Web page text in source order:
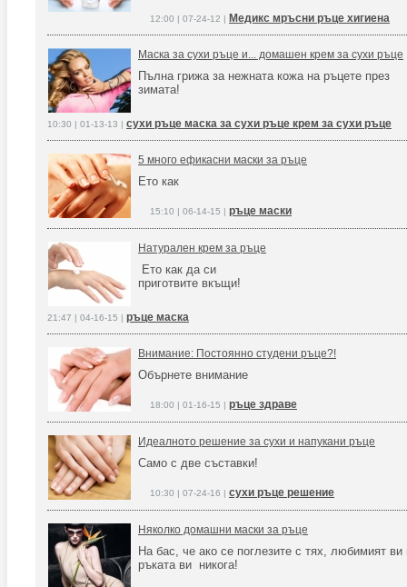
12:00 | 07-24-12 | Медикс мръсни ръце хигиена
Маска за сухи ръце и... домашен крем за сухи ръце
Пълна грижа за нежната кожа на ръцете през
зимата!
10:30 | 01-13-13 | сухи ръце маска за сухи ръце крем за сухи ръце
5 много ефикасни маски за ръце
Ето как
15:10 | 06-14-15 | ръце маски
Натурален крем за ръце
Ето как да си
приготвите вкъщи!
21:47 | 04-16-15 | ръце маска
Внимание: Постоянно студени ръце?!
Обърнете внимание
18:00 | 01-16-15 | ръце здраве
Идеалното решение за сухи и напукани ръце
Само с две съставки!
10:30 | 07-24-16 | сухи ръце решение
Няколко домашни маски за ръце
На бас, че ако се поглезите с тях, любимият
ръката ви никога!